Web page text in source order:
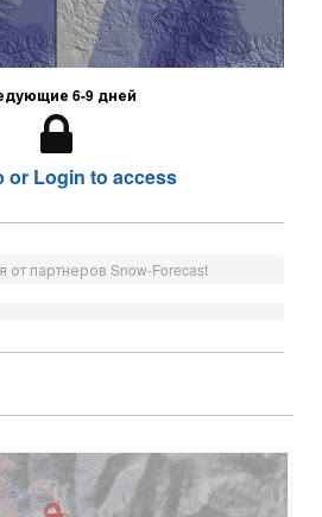
6-9 дней
or Login to access
партнеров Snow-Forecast